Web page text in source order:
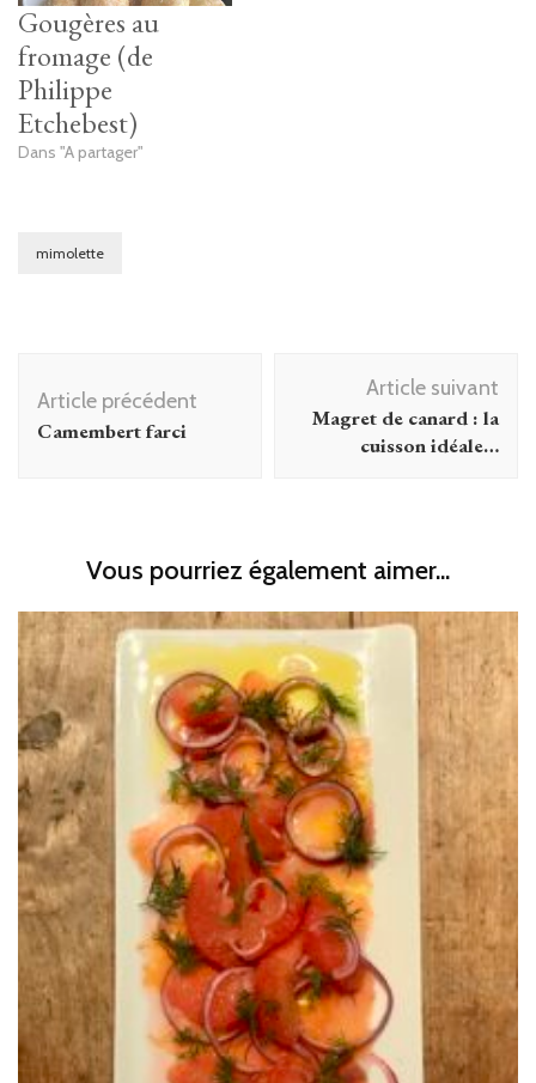
Gougères au
fromage (de
Philippe
Etchebest)
Dans "A partager"
mimolette
d'article
Article précédent
Camembert farci
Article suivant
Magret de canard : la
cuisson idéale…
Vous pourriez également aimer...